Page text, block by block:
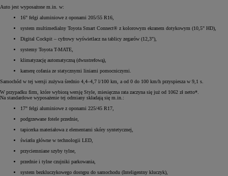
Auto jest wyposażone m.in. w:
16" felgi aluminiowe z oponami 205/55 R16,
system multimedialny Toyota Smart Connect® z kolorowym ekranem dotykowym (10,5" HD),
Digital Cockpit – cyfrowy wyświetlacz na tablicy zegarów (12,3"),
systemy Toyota T-MATE,
klimatyzację automatyczną (dwustrefową),
kamerę cofania ze statycznymi liniami pomocniczymi.
Samochód w tej wersji zużywa średnio 4,4–4,7 l/100 km, a od 0 do 100 km/h przyspiesza w 9,1 s.
W przypadku firm, które wybiorą wersję Style, miesięczna rata zaczyna się już od 1062 zł netto*.
Na standardowe wyposażenie tej odmiany składają się m.in.:
17" felgi aluminiowe z oponami 225/45 R17,
podgrzewane fotele przednie,
tapicerka materiałowa z elementami skóry syntetycznej,
światła główne w technologii LED,
przyciemniane szyby tylne,
przednie i tylne czujniki parkowania,
system bezkluczykowego dostępu do samochodu (Inteligentny kluczyk),